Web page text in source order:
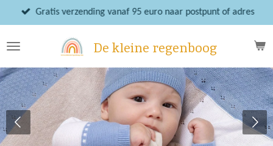
direct
naar
hoofdinhoud
De kleine regenboog
Gratis verzending vanaf 95 euro naar postpunt of adres